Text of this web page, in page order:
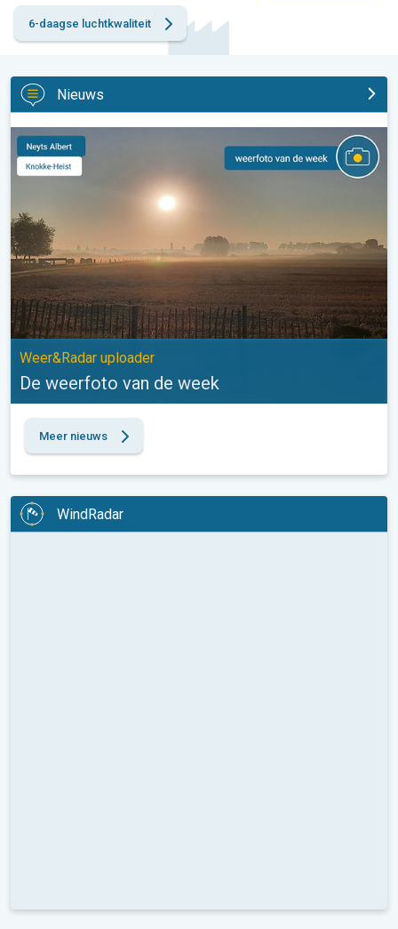
6-daagse luchtkwaliteit
Nieuws
De weerfoto van de week. Weer&Radar uploader. . .
Weer&Radar uploader
De weerfoto van de week
Meer nieuws
WindRadar